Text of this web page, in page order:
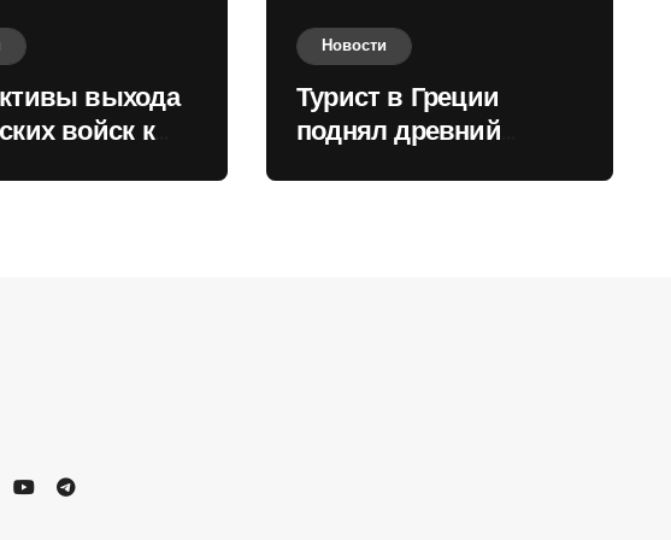
выхода
войск к
Новости
Турист в Греции
поднял древний